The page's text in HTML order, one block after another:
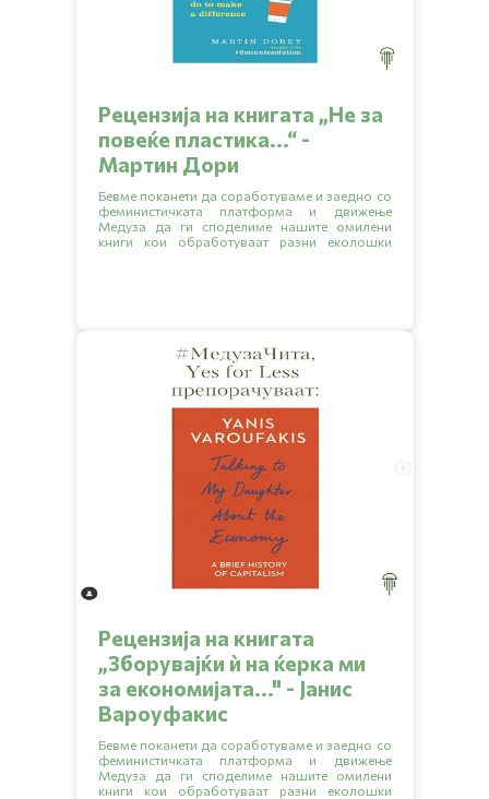
Рецензија на книгата „Hе за
повеќе пластика...“ -
Мартин Дори
Бевме поканети да соработуваме и заедно со
феминистичката платформа и движење
Медуза да ги споделиме нашите омилени
книги кои обработуваат разни еколошки
Рецензија на книгата
„Зборувајќи ѝ на ќерка ми
за економијата..." - Јанис
Вароуфакис
Бевме поканети да соработуваме и заедно со
феминистичката платформа и движење
Медуза да ги споделиме нашите омилени
книги кои обработуваат разни еколошки